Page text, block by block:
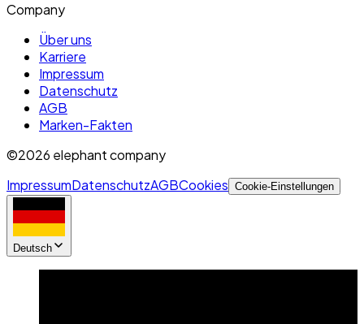
Company
Über uns
Karriere
Impressum
Datenschutz
AGB
Marken-Fakten
©2026 elephant company
ImpressumDatenschutzAGBCookies Cookie-Einstellungen
Deutsch